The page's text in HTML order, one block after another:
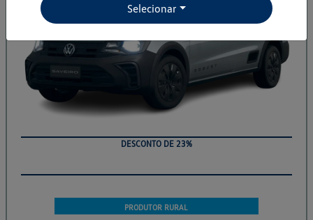
DESCONTO DE 23%
PRODUTOR RURAL
Selecionar